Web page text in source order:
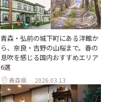
青森・弘前の城下町にある洋館か
ら、奈良・吉野の山桜まで。春の
息吹を感じる国内おすすめエリア
6選
青森県 2026.03.13